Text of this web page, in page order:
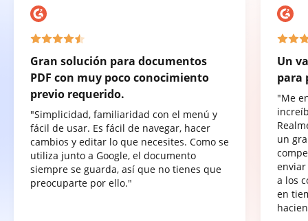
Gran solución para documentos
PDF con muy poco conocimiento
previo requerido.
"Simplicidad, familiaridad con el menú y
fácil de usar. Es fácil de navegar, hacer
cambios y editar lo que necesites. Como se
utiliza junto a Google, el documento
siempre se guarda, así que no tienes que
preocuparte por ello."
Un
para
"Me
un
a los
en